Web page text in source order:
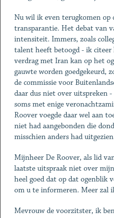
Nu wil ik even terugkomen op
transparantie. Het debat van
intensiteit. Immers, zoals
talent heeft betoogd - ik
verdrag met Iran kan op het
gauwte worden goedgekeurd,
de commissie voor
daar dus niet over uitspreken
soms met enige
Roover voegde daar wel aan
niet had aangebonden die
misschien anders had
Mijnheer De Roover, als lid
laatste uitspraak niet over
heel goed dat op dat ogenblik
om u te informeren. Meer zal
Mevrouw de voorzitster, ik